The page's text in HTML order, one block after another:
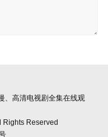
、高清电视剧全集在线观
Reserved